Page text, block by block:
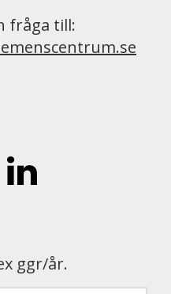
fråga till:
ggr/år.